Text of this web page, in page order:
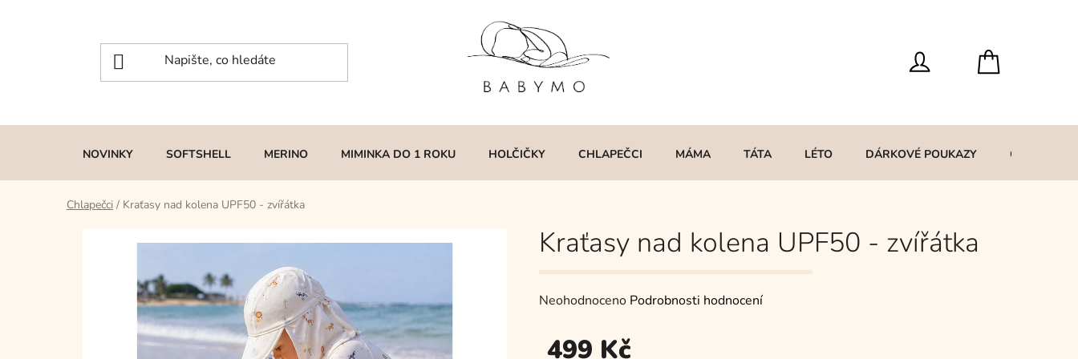
NOVINKY SOFTSHELL MERINO MIMINKA DO 1 ROKU HOLČIČKY CHLAPEČCI MÁMA TÁTA LÉTO DÁRKOVÉ POUKAZY O MNĚ
Chlapečci / Kraťasy nad kolena UPF50 - zvířátka
Kraťasy nad kolena UPF50 - zvířátka
Průměrné
produktu
Neohodnoceno Podrobnosti hodnocení
499 Kč